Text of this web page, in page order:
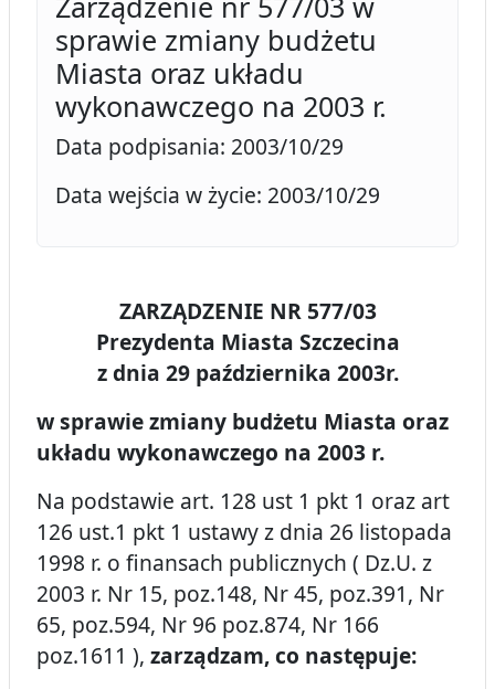
sprawie zmiany budżetu
Miasta oraz układu
wykonawczego na 2003 r.
Data podpisania: 2003/10/29
Data wejścia w życie: 2003/10/29
ZARZĄDZENIE NR 577/03
Prezydenta Miasta Szczecina
z dnia 29 października 2003r.
w sprawie zmiany budżetu Miasta oraz
układu wykonawczego na 2003 r.
Na podstawie art. 128 ust 1 pkt 1 oraz art
126 ust.1 pkt 1 ustawy z dnia 26 listopada
1998 r. o finansach publicznych ( Dz.U. z
2003 r. Nr 15, poz.148, Nr 45, poz.391, Nr
65, poz.594, Nr 96 poz.874, Nr 166
poz.1611 ), zarządzam, co następuje: